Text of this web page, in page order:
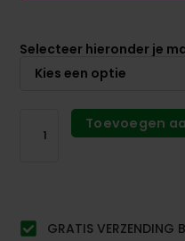
Selecteer hieronder je
Toevoegen
GRATIS VERZENDING